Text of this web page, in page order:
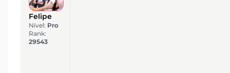
Felipe
Nível: Pro
Rank:
29543